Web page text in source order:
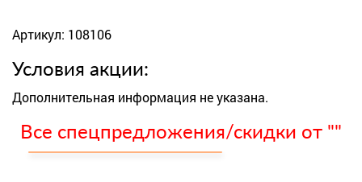
Артикул: 108106
Условия акции:
Дополнительная информация не указана.
Все спецпредложения/скидки от ""